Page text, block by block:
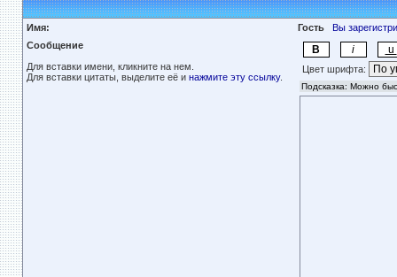
Имя: Гость
Вы
Сообщение
Для вставки имени, кликните на нем.
Для вставки цитаты, выделите её и нажмите эту ссылку.
Цвет шрифта: